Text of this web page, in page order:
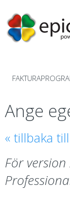
Ange
« tillbaka
För